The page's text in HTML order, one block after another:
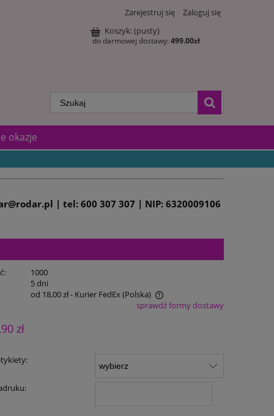
Zarejestruj się
Zaloguj się
Koszyk:(pusty)
do darmowej dostawy: 499.00zł
okazje
| tel: 600 307 307 | NIP: 6320009106
1000
5 dni
od 18,00 zł- Kurier FedEx (Polska)
sprawdź formy dostawy
zł